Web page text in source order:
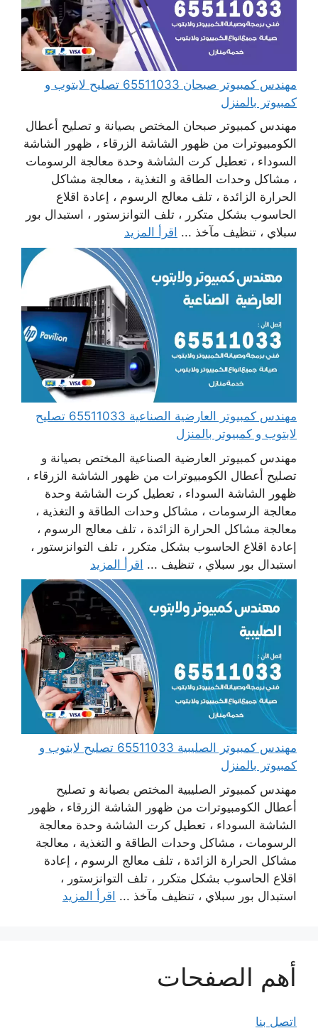
مهندس كمبيوتر صبحان 65511033 تصليح لابتوب و
كمبيوتر بالمنزل
مهندس كمبيوتر صبحان المختص بصيانة و تصليح أعطال
الكومبيوترات من ظهور الشاشة الزرقاء ، ظهور الشاشة
السوداء ، تعطيل كرت الشاشة وحدة معالجة الرسومات
، مشاكل وحدات الطاقة و التغذية ، معالجة مشاكل
الحرارة الزائدة ، تلف معالج الرسوم ، إعادة اقلاع
الحاسوب بشكل متكرر ، تلف التوانزستور ، استبدال بور
سبلاي ، تنظيف مآخذ ... اقرأ المزيد
مهندس كمبيوتر العارضية الصناعية 65511033 تصليح
لابتوب و كمبيوتر بالمنزل
مهندس كمبيوتر العارضية الصناعية المختص بصيانة و
تصليح أعطال الكومبيوترات من ظهور الشاشة الزرقاء ،
ظهور الشاشة السوداء ، تعطيل كرت الشاشة وحدة
معالجة الرسومات ، مشاكل وحدات الطاقة و التغذية ،
معالجة مشاكل الحرارة الزائدة ، تلف معالج الرسوم ،
إعادة اقلاع الحاسوب بشكل متكرر ، تلف التوانزستور ،
استبدال بور سبلاي ، تنظيف ... اقرأ المزيد
مهندس كمبيوتر الصليبية 65511033 تصليح لابتوب و
كمبيوتر بالمنزل
مهندس كمبيوتر الصليبية المختص بصيانة و تصليح
أعطال الكومبيوترات من ظهور الشاشة الزرقاء ، ظهور
الشاشة السوداء ، تعطيل كرت الشاشة وحدة معالجة
الرسومات ، مشاكل وحدات الطاقة و التغذية ، معالجة
مشاكل الحرارة الزائدة ، تلف معالج الرسوم ، إعادة
اقلاع الحاسوب بشكل متكرر ، تلف التوانزستور ،
استبدال بور سبلاي ، تنظيف مآخذ ... اقرأ المزيد
أهم الصفحات
اتصل بنا